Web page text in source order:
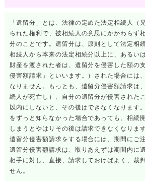
「遺留分」とは、法律の定めた法定相続人（
られた権利で、被相続人の意思にかかわらず
分のことです。遺留分は、原則として法定相
相続人から本来の法定相続分以上に、あるい
財産を渡された者は、遺留分を侵害した額の
侵害額請求」といいます。）された場合には
なりません。もっとも、遺留分侵害額請求は
続人が死亡し）、自分の遺留分が侵害された
以内にしないと、その後はできなくなります
をずっと知らなかった場合であっても、相続
しまうとやはりその後は請求できなくなります
遺留分侵害額請求をする場合には、期間にご
遺留分侵害額請求は、取りあえずは期間内に
相手に対し、直接、請求しておけばよく、裁
せん。